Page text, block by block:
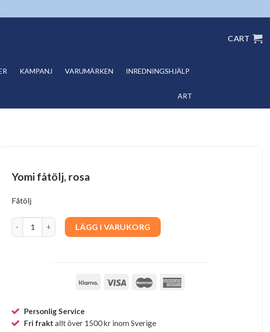
CART
KAMPANJ VARUMÄRKEN INREDNINGSHJÄLP
ART
Yomi fåtölj, rosa
Fåtölj
Yomi fåtölj, rosa quantityLÄGG I VARUKORG
Personlig Service
Fri frakt allt över 1500 kr inom Sverige